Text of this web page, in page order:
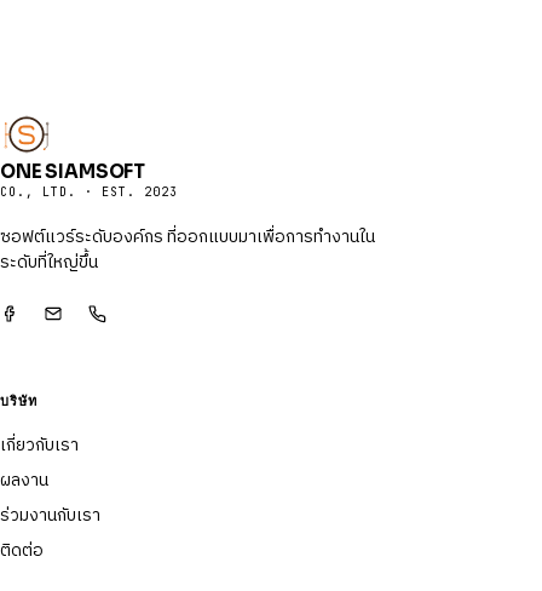
ONE SIAMSOFT
CO., LTD. · EST. 2023
ซอฟต์แวร์ระดับองค์กร ที่ออกแบบมาเพื่อการทำงานใน
ระดับที่ใหญ่ขึ้น
บริษัท
เกี่ยวกับเรา
ผลงาน
ร่วมงานกับเรา
ติดต่อ